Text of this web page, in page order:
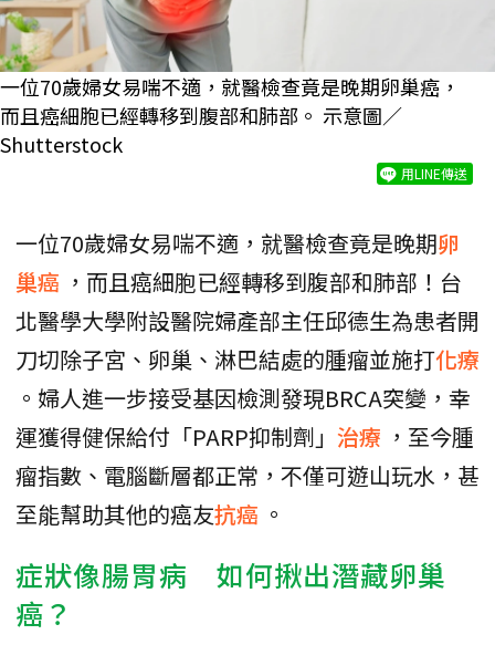
一位70歲婦女易喘不適，就醫檢查竟是晚期卵巢癌，
而且癌細胞已經轉移到腹部和肺部。 示意圖／
Shutterstock
用LINE傳送
一位70歲婦女易喘不適，就醫檢查竟是晚期卵
巢癌 ，而且癌細胞已經轉移到腹部和肺部！台
北醫學大學附設醫院婦產部主任邱德生為患者開
刀切除子宮、卵巢、淋巴結處的腫瘤並施打化療
。婦人進一步接受基因檢測發現BRCA突變，幸
運獲得健保給付「PARP抑制劑」 治療 ，至今腫
瘤指數、電腦斷層都正常，不僅可遊山玩水，甚
至能幫助其他的癌友抗癌 。
症狀像腸胃病 如何揪出潛藏卵巢
癌？